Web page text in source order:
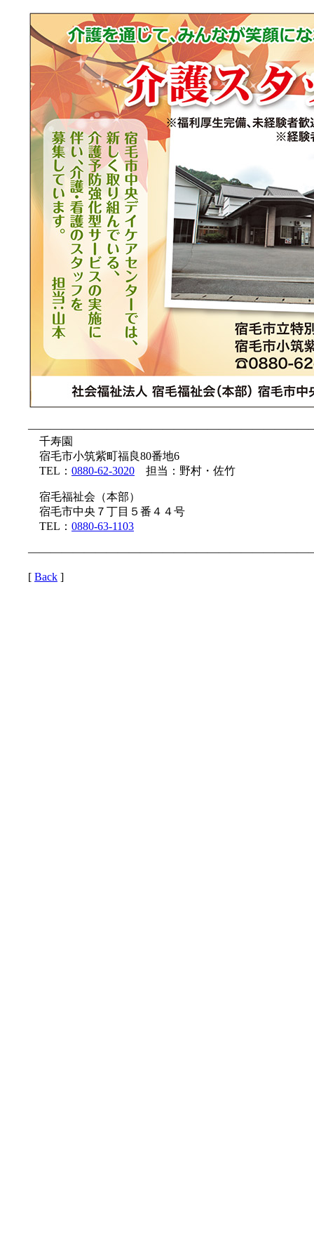
千寿園
宿毛市小筑紫町福良80番地6
TEL： 0880-62-3020 担当：野村・佐竹
宿毛福祉会（本部）
宿毛市中央７丁目５番４４号
TEL： 0880-63-1103
[ Back ]